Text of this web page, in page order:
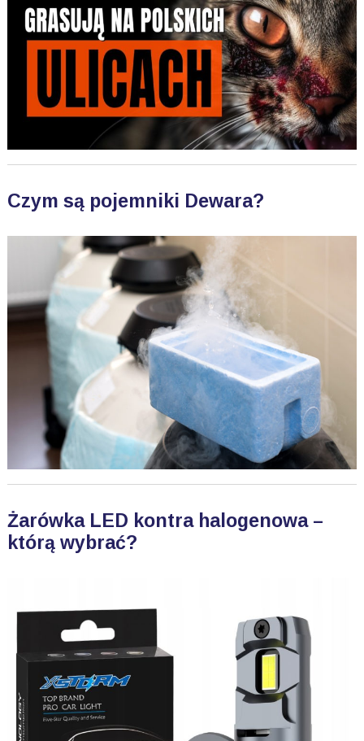
Czym są pojemniki Dewara?
Żarówka LED kontra halogenowa –
którą wybrać?